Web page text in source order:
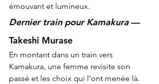
émouvant et lumineux.
Dernier train pour Kamakura —
Takeshi Murase
En montant dans un train vers
Kamakura, une femme revisite son
passé et les choix qui l’ont menée là.